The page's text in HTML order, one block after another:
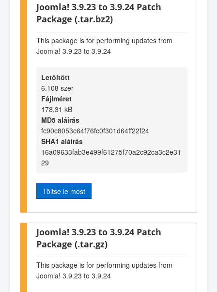
Joomla! 3.9.23 to 3.9.24 Patch
Package (.tar.bz2)
This package is for performing updates from
Joomla! 3.9.23 to 3.9.24
Letöltött
6.108 szer
Fájlméret
178,31 kB
MD5 aláírás
fc90c8053c64f76fc0f301d64ff22f24
SHA1 aláírás
16a09633fab3e499f61275f70a2c92ca3c2e31
29
Töltse le most
Joomla! 3.9.23 to 3.9.24 Patch
Package (.tar.gz)
This package is for performing updates from
Joomla! 3.9.23 to 3.9.24